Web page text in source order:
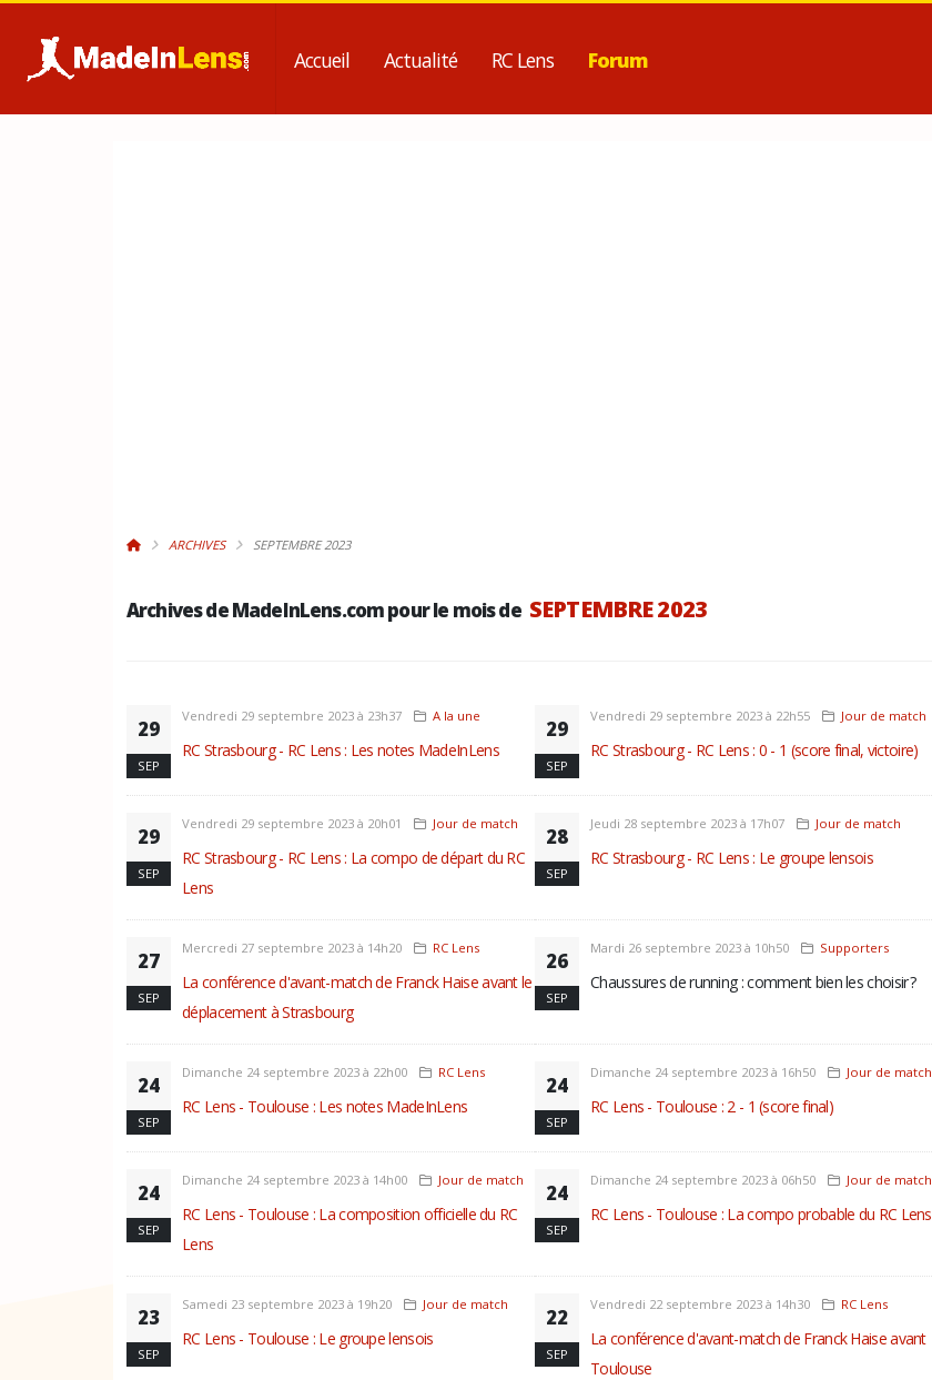
Accueil Actualité RC Lens Forum
ARCHIVES SEPTEMBRE 2023
Archives de MadeInLens.com pour le mois de SEPTEMBRE 2023
29
SEP
Vendredi 29 septembre 2023 à 23h37 A la une
RC Strasbourg - RC Lens : Les notes MadeInLens
29
SEP
Vendredi 29 septembre 2023 à 22h55 Jour de match
RC Strasbourg - RC Lens : 0 - 1 (score final, victoire)
29
SEP
Vendredi 29 septembre 2023 à 20h01 Jour de match
RC Strasbourg - RC Lens : La compo de départ du RC
Lens
28
SEP
Jeudi 28 septembre 2023 à 17h07 Jour de match
RC Strasbourg - RC Lens : Le groupe lensois
27
SEP
Mercredi 27 septembre 2023 à 14h20 RC Lens
La conférence d'avant-match de Franck Haise avant le
déplacement à Strasbourg
26
SEP
Mardi 26 septembre 2023 à 10h50 Supporters
Chaussures de running : comment bien les choisir ?
24
SEP
Dimanche 24 septembre 2023 à 22h00 RC Lens
RC Lens - Toulouse : Les notes MadeInLens
24
SEP
Dimanche 24 septembre 2023 à 16h50 Jour de match
RC Lens - Toulouse : 2 - 1 (score final)
24
SEP
Dimanche 24 septembre 2023 à 14h00 Jour de match
RC Lens - Toulouse : La composition officielle du RC
Lens
24
SEP
Dimanche 24 septembre 2023 à 06h50 Jour de match
RC Lens - Toulouse : La compo probable du RC Lens
23
SEP
Samedi 23 septembre 2023 à 19h20 Jour de match
RC Lens - Toulouse : Le groupe lensois
22
SEP
Vendredi 22 septembre 2023 à 14h30 RC Lens
La conférence d'avant-match de Franck Haise avant
Toulouse